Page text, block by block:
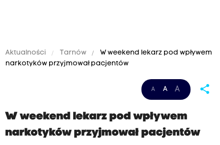
Aktualności Tarnów
W weekend lekarz pod wpływem
narkotyków przyjmował pacjentów
A A A share
W weekend lekarz pod wpływem
narkotyków przyjmował pacjentów